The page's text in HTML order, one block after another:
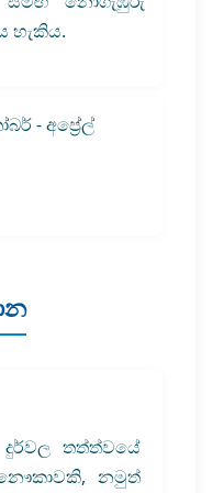
හැකිය.
- අප්‍රේල්
තත්ත්වයේ
නමුත්